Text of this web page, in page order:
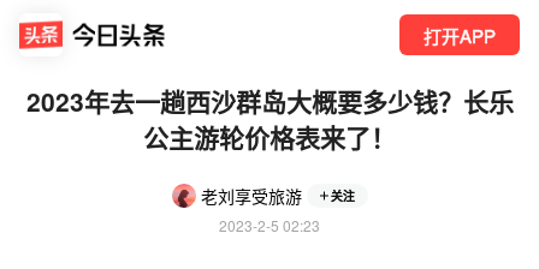
打开APP
2023年去一趟西沙群岛大概要多少钱？长乐
公主游轮价格表来了！
老刘享受旅游 关注
2023-2-5 02:23